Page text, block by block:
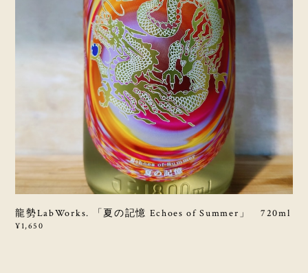
龍勢LabWorks. 「夏の記憶 Echoes of Summer」 720ml
¥1,650